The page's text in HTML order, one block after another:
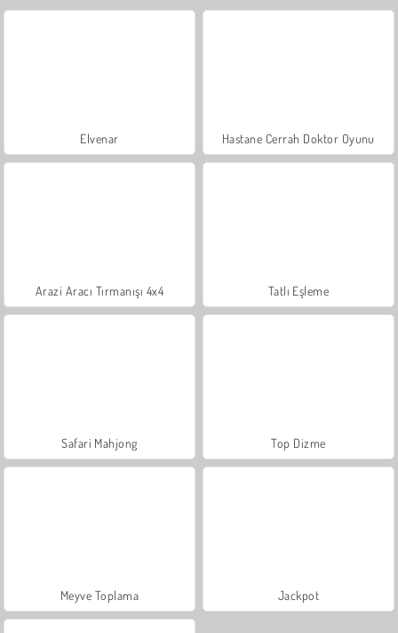
Elvenar Hastane Cerrah Doktor Oyunu
Arazi Aracı Tırmanışı 4x4 Tatlı Eşleme
Safari Mahjong Top Dizme
Meyve Toplama Jackpot